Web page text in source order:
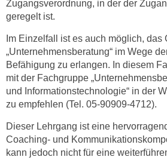
Zugangsverordnung, in der der
geregelt ist.
Im Einzelfall ist es auch möglich, das
„Unternehmensberatung“ im Wege
Befähigung zu erlangen. In diesem
mit der Fachgruppe
und Informationstechnologie“ in der
zu empfehlen (Tel. 05-90909-4712).
Dieser Lehrgang ist eine
Coaching- und
kann jedoch nicht für eine